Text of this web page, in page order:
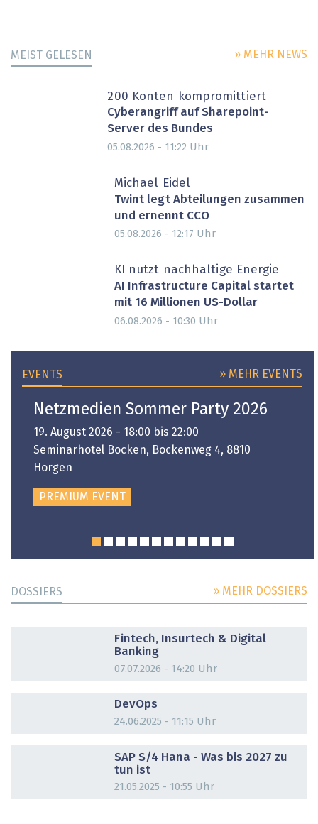
MEIST GELESEN » MEHR NEWS
200 Konten kompromittiert
Cyberangriff auf Sharepoint-
Server des Bundes
05.08.2026 - 11:22 Uhr
Michael Eidel
Twint legt Abteilungen zusammen
und ernennt CCO
05.08.2026 - 12:17 Uhr
KI nutzt nachhaltige Energie
AI Infrastructure Capital startet
mit 16 Millionen US-Dollar
06.08.2026 - 10:30 Uhr
EVENTS » MEHR EVENTS
Netzmedien Sommer Party 2026
19. August 2026 - 18:00 bis 22:00
Seminarhotel Bocken, Bockenweg 4, 8810
Horgen
PREMIUM EVENT
DOSSIERS » MEHR DOSSIERS
Fintech, Insurtech & Digital
Banking
07.07.2026 - 14:20 Uhr
DevOps
24.06.2025 - 11:15 Uhr
SAP S/4 Hana - Was bis 2027 zu
tun ist
21.05.2025 - 10:55 Uhr